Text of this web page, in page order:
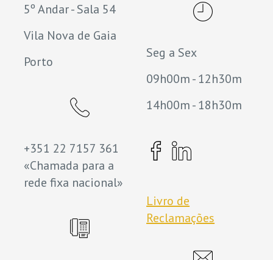
5º Andar - Sala 54
Vila Nova de Gaia
Porto
+351 22 7157 361
«Chamada para a
rede fixa nacional»
Seg a Sex
09h00m - 12h30m
14h00m - 18h30m
Livro de
Reclamações